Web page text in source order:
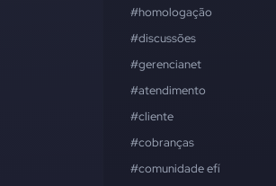
#homologação
#discussões
#gerencianet
#atendimento
#cliente
#cobranças
#comunidade efí